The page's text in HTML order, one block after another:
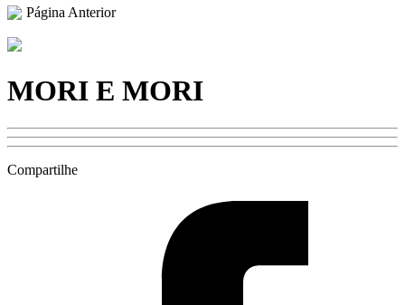
Página Anterior
MORI E MORI
Compartilhe